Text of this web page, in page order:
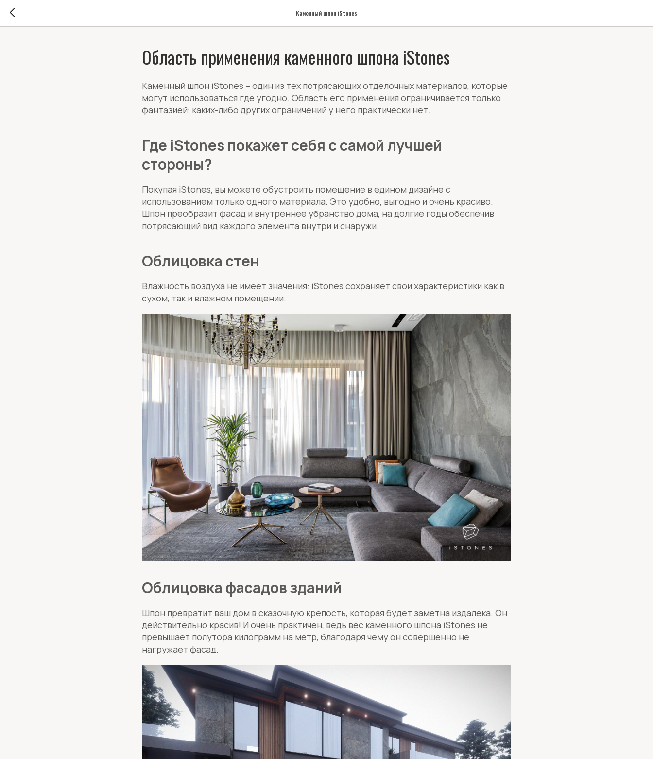
Каменный шпон iStones
Область применения каменного шпона iStones
Каменный шпон iStones – один из тех потрясающих отделочных материалов, которые
могут использоваться где угодно. Область его применения ограничивается только
фантазией: каких-либо других ограничений у него практически нет.
Где iStones покажет себя с самой лучшей
стороны?
Покупая iStones, вы можете обустроить помещение в едином дизайне с
использованием только одного материала. Это удобно, выгодно и очень красиво.
Шпон преобразит фасад и внутреннее убранство дома, на долгие годы обеспечив
потрясающий вид каждого элемента внутри и снаружи.
Облицовка стен
Влажность воздуха не имеет значения: iStones сохраняет свои характеристики как в
сухом, так и влажном помещении.
Облицовка фасадов зданий
Шпон превратит ваш дом в сказочную крепость, которая будет заметна издалека. Он
действительно красив! И очень практичен, ведь вес каменного шпона iStones не
превышает полутора килограмм на метр, благодаря чему он совершенно не
нагружает фасад.